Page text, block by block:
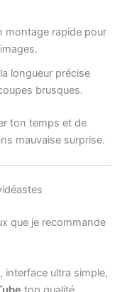
montage rapide pour
longueur précise
brusques.
ton temps et de
mauvaise surprise.
que je recommande
interface ultra simple,